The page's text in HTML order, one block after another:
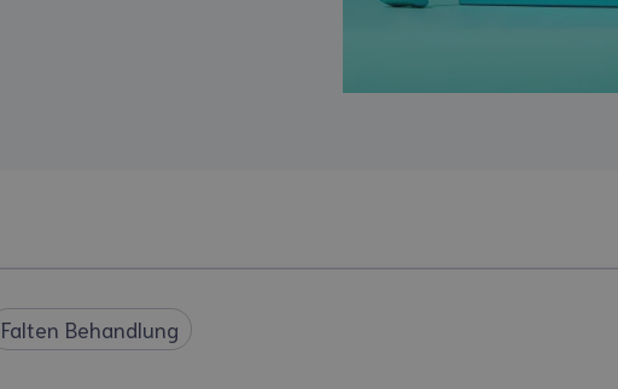
Falten Behandlung